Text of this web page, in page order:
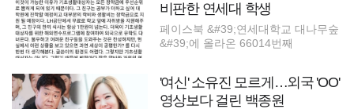
비판한 연세대 학생
페이스북 &#39;연세대학교 대나무숲
&#39;에 올라온 66014번째
'여신' 소유진 모르게…외국 'OO'
영상보다 걸린 백종원